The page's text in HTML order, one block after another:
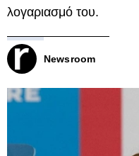
λογαριασμό του.
Newsroom